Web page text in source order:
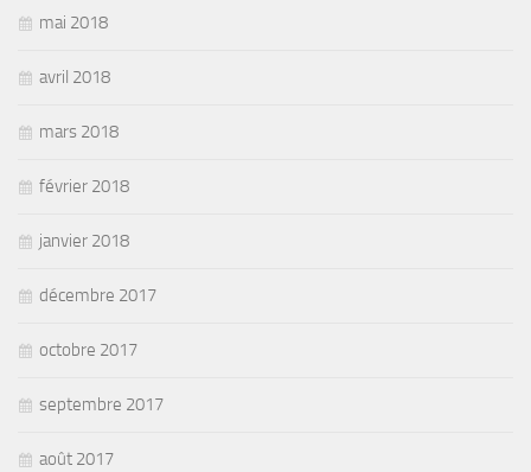
mai 2018
avril 2018
mars 2018
février 2018
janvier 2018
décembre 2017
octobre 2017
septembre 2017
août 2017